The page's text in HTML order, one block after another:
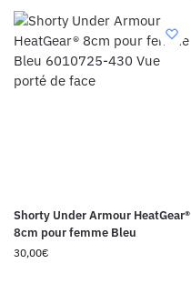
Shorty Under Armour HeatGear®
8cm pour femme Bleu
30,00€